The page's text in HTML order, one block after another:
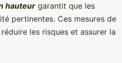
hauteur garantit que les
pertinentes. Ces mesures de
les risques et assurer la